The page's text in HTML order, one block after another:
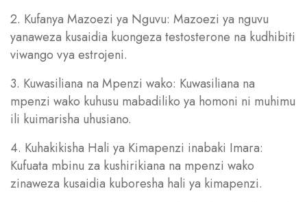
2. Kufanya Mazoezi ya Nguvu: Mazoezi ya nguvu
yanaweza kusaidia kuongeza testosterone na kudhibiti
viwango vya estrojeni.
3. Kuwasiliana na Mpenzi wako: Kuwasiliana na
mpenzi wako kuhusu mabadiliko ya homoni ni muhimu
ili kuimarisha uhusiano.
4. Kuhakikisha Hali ya Kimapenzi inabaki Imara:
Kufuata mbinu za kushirikiana na mpenzi wako
zinaweza kusaidia kuboresha hali ya kimapenzi.